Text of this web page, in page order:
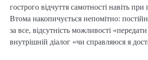
гострого відчуття самотності навіть
Втома накопичується непомітно:
за все, відсутність можливості «передати
внутрішній діалог «чи справляюся я